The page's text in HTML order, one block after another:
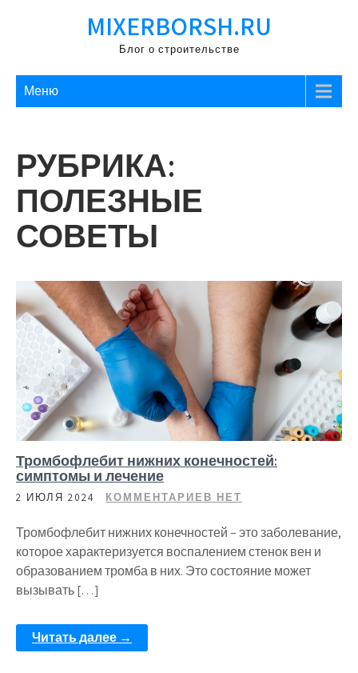
MIXERBORSH.RU
Блог о строительстве
Меню
РУБРИКА:
ПОЛЕЗНЫЕ
СОВЕТЫ
Тромбофлебит нижних конечностей:
симптомы и лечение
2 ИЮЛЯ 2024 КОММЕНТАРИЕВ НЕТ
Тромбофлебит нижних конечностей – это заболевание,
которое характеризуется воспалением стенок вен и
образованием тромба в них. Это состояние может
вызывать […]
Читать далее →